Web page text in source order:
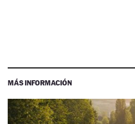
MÁS INFORMACIÓN